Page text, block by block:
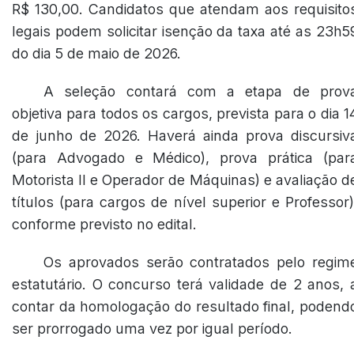
R$ 130,00. Candidatos que atendam aos
legais podem solicitar isenção da taxa até as
do dia 5 de maio de 2026.
A seleção contará com a etapa de
objetiva para todos os cargos, prevista para o dia
de junho de 2026. Haverá ainda prova
(para Advogado e Médico), prova prática
Motorista II e Operador de Máquinas) e avaliação
títulos (para cargos de nível superior e
conforme previsto no edital.
Os aprovados serão contratados pelo
estatutário. O concurso terá validade de 2 anos,
contar da homologação do resultado final,
ser prorrogado uma vez por igual período.